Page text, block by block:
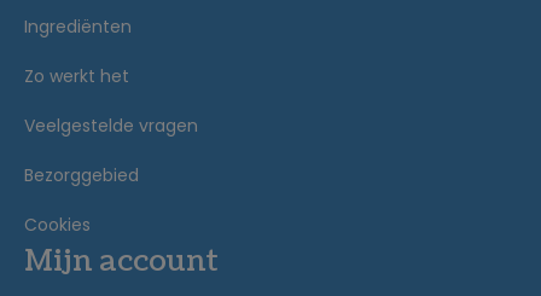
Ingrediënten
Zo werkt het
Veelgestelde vragen
Bezorggebied
Cookies
Mijn account